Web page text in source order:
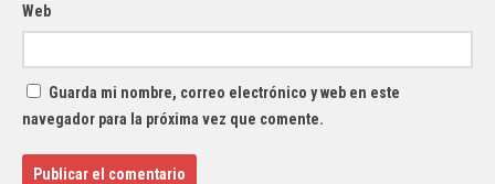
Web
Guarda mi nombre, correo electrónico y web en este
navegador para la próxima vez que comente.